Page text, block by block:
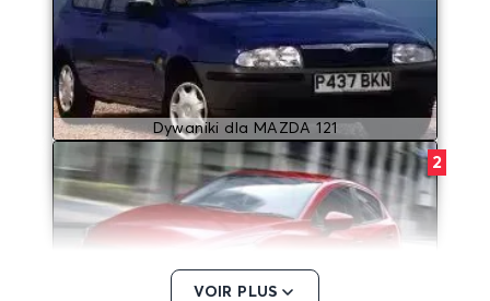
Dywaniki dla MAZDA 121
2
VOIR PLUS